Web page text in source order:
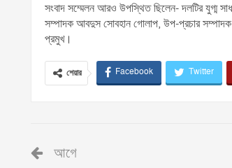
সংবাদ সম্মেলন আরও উপস্থিত ছিলেন- দলটির যুগ্ম
সম্পাদক আবদুস সোবহান গোলাপ, উপ-প্রচার
প্রমুখ।
শেয়ার Facebook Twitter
আগে